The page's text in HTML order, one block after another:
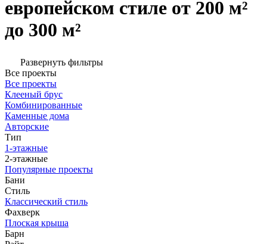
европейском стиле от 200 м²
до 300 м²
Развернуть фильтры
Все проекты
Все проекты
Клееный брус
Комбинированные
Каменные дома
Авторские
Тип
1-этажные
2-этажные
Популярные проекты
Бани
Стиль
Классический стиль
Фахверк
Плоская крыша
Барн